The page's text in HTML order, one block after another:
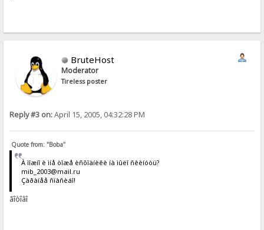
BruteHost
Moderator
Tireless poster
Reply #3 on:April 15, 2005, 04:32:28 PM
Quote from: "Boba"
À ìîæíî è ìíå òîæå èñõîäíèêè íà ìûëî ñêèíóòü?
mib_2003@mail.ru
Çàðàíåå ñïàñèáî!
ãîòîâî